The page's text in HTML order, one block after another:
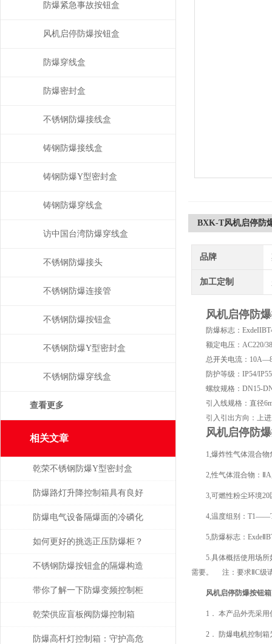
BXK-T风机启停防
品牌
加工定制
风机启停防
防爆标志：ExdeIIBT4/
额定电压：AC220/
总开关电流：
防护等级：IP54/
螺纹规格：DN15-
引入线规格：直径
引入引出方向：上进
风机启停防
1,爆炸性气体混合
2,性气体混合物：
3,可燃性粉尘环境20
4,温度组别：
5,防爆标志：
5.具体概括使用场
需要。 注：要求ⅡC级
风机启停防爆按钮箱
1． 本产品外壳采用
2． 防爆电机控制箱
防爆紧急事故按钮盒
风机启停防爆按钮盒
防爆穿线盒
防爆密封盒
不锈钢防爆接线盒
铸钢防爆接线盒
铸钢防爆Y型密封盒
铸钢防爆穿线盒
访中国台湾防爆穿线盒
不锈钢防爆接头
不锈钢防爆连接管
不锈钢防爆按钮盒
不锈钢防爆Y型密封盒
不锈钢防爆穿线盒
查看更多
相关文章
乾荣不锈钢防爆Y型密封盒
防爆路灯升降控制箱具有良好
的防水防尘性能
防爆电气设备隔爆面的冷磷化
处理
如何更好的挑选正压防爆柜？
不锈钢防爆按钮盒的隔爆构造
与危化工况应用技术探析
带你了解一下防爆变频控制柜
的常用散热方式有哪些！
乾荣供应盲板阀防爆控制箱
防爆高杆灯控制箱：守护高危